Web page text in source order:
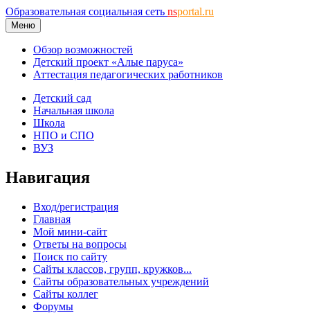
Образовательная социальная сеть nsportal.ru
Меню
Обзор возможностей
Детский проект «Алые паруса»
Аттестация педагогических работников
Детский сад
Начальная школа
Школа
НПО и СПО
ВУЗ
Навигация
Вход/регистрация
Главная
Мой мини-сайт
Ответы на вопросы
Поиск по сайту
Сайты классов, групп, кружков...
Сайты образовательных учреждений
Сайты коллег
Форумы